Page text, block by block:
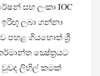
සහ ලංකා IOC
ලබා ගන්නා
පහළ ගියහොත් ශ්‍රී
ක්‍ෂේත්‍රයට
ලිහිල් කමක්